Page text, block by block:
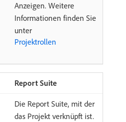
Anzeigen. Weitere
Informationen finden Sie
unter
Projektrollen
Report Suite
Die Report Suite, mit der
das Projekt verknüpft ist.